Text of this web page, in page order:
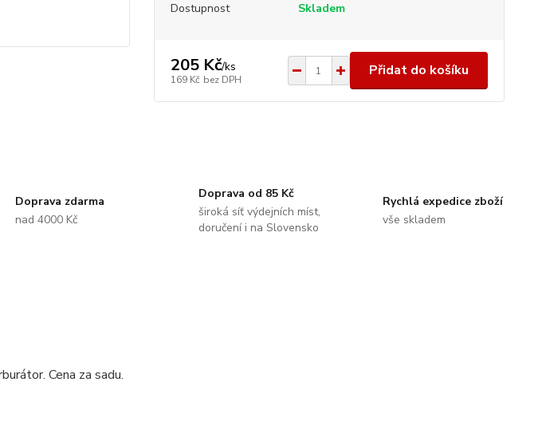
Dostupnost Skladem
205 Kč/ks
169 Kč bez DPH
Přidat do košíku
Doprava zdarma
nad 4000 Kč
Doprava od 85 Kč
široká síť výdejních míst,
doručení i na Slovensko
Rychlá expedice zboží
vše skladem
Cena za sadu.